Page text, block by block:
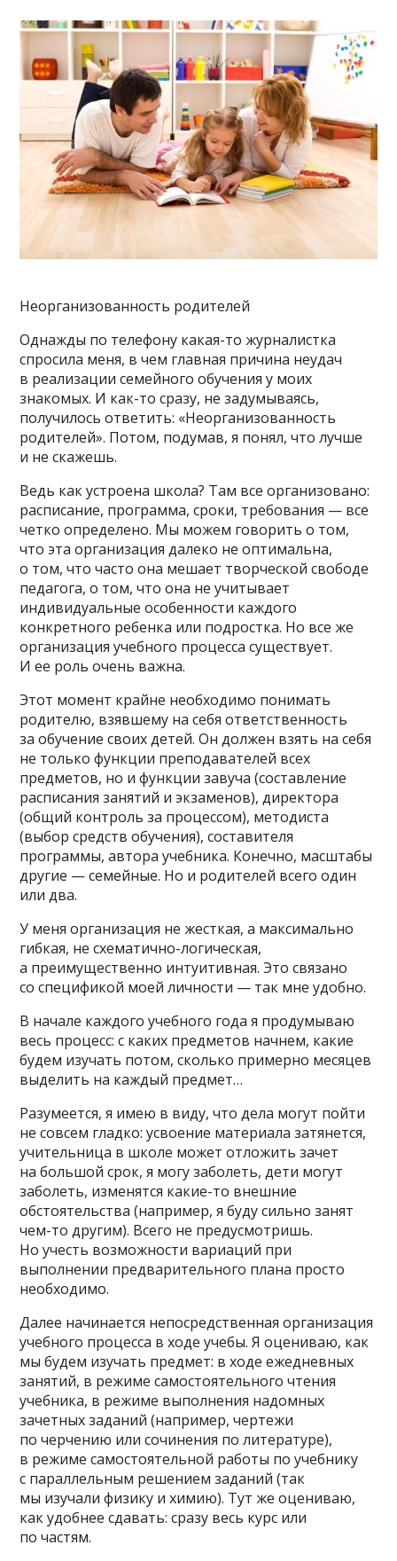
Неорганизованность родителей
Однажды по телефону какая-то журналистка
спросила меня, в чем главная причина неудач
в реализации семейного обучения у моих
знакомых. И как-то сразу, не задумываясь,
получилось ответить: «Неорганизованность
родителей». Потом, подумав, я понял, что лучше
и не скажешь.
Ведь как устроена школа? Там все организовано:
расписание, программа, сроки, требования — все
четко определено. Мы можем говорить о том,
что эта организация далеко не оптимальна,
о том, что часто она мешает творческой свободе
педагога, о том, что она не учитывает
индивидуальные особенности каждого
конкретного ребенка или подростка. Но все же
организация учебного процесса существует.
И ее роль очень важна.
Этот момент крайне необходимо понимать
родителю, взявшему на себя ответственность
за обучение своих детей. Он должен взять на себя
не только функции преподавателей всех
предметов, но и функции завуча (составление
расписания занятий и экзаменов), директора
(общий контроль за процессом), методиста
(выбор средств обучения), составителя
программы, автора учебника. Конечно, масштабы
другие — семейные. Но и родителей всего один
или два.
У меня организация не жесткая, а максимально
гибкая, не схематично-логическая,
а преимущественно интуитивная. Это связано
со спецификой моей личности — так мне удобно.
В начале каждого учебного года я продумываю
весь процесс: с каких предметов начнем, какие
будем изучать потом, сколько примерно месяцев
выделить на каждый предмет…
Разумеется, я имею в виду, что дела могут пойти
не совсем гладко: усвоение материала затянется,
учительница в школе может отложить зачет
на большой срок, я могу заболеть, дети могут
заболеть, изменятся какие-то внешние
обстоятельства (например, я буду сильно занят
чем-то другим). Всего не предусмотришь.
Но учесть возможности вариаций при
выполнении предварительного плана просто
необходимо.
Далее начинается непосредственная организация
учебного процесса в ходе учебы. Я оцениваю, как
мы будем изучать предмет: в ходе ежедневных
занятий, в режиме самостоятельного чтения
учебника, в режиме выполнения надомных
зачетных заданий (например, чертежи
по черчению или сочинения по литературе),
в режиме самостоятельной работы по учебнику
с параллельным решением заданий (так
мы изучали физику и химию). Тут же оцениваю,
как удобнее сдавать: сразу весь курс или
по частям.